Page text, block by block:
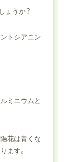
ょうか？
トシアニン
ミニウムと
花は青くな
ます。